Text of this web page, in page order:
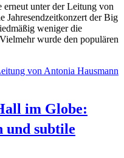
unter der Leitung von
Jahresendzeitkonzert der Big
weniger die
wurde den populären
im Globe:
und subtile